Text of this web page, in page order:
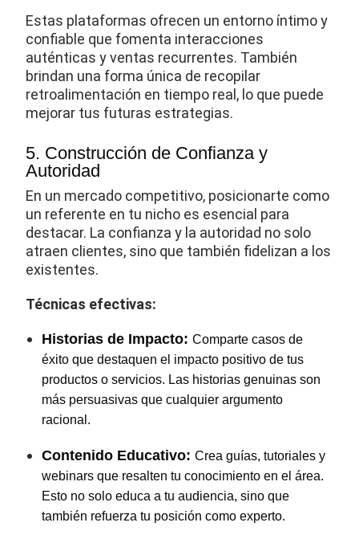
Estas plataformas ofrecen un entorno íntimo y
confiable que fomenta interacciones
auténticas y ventas recurrentes. También
brindan una forma única de recopilar
retroalimentación en tiempo real, lo que puede
mejorar tus futuras estrategias.
5. Construcción de Confianza y
Autoridad
En un mercado competitivo, posicionarte como
un referente en tu nicho es esencial para
destacar. La confianza y la autoridad no solo
atraen clientes, sino que también fidelizan a los
existentes.
Técnicas efectivas:
Historias de Impacto:Comparte casos de
éxito que destaquen el impacto positivo de tus
productos o servicios. Las historias genuinas son
más persuasivas que cualquier argumento
racional.
Contenido Educativo:Crea guías, tutoriales y
webinars que resalten tu conocimiento en el área.
Esto no solo educa a tu audiencia, sino que
también refuerza tu posición como experto.